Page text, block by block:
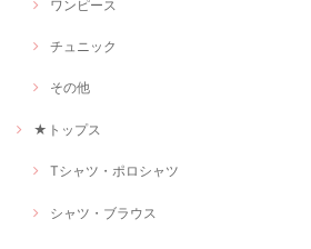
ワンピース
チュニック
その他
★トップス
Tシャツ・ポロシャツ
シャツ・ブラウス